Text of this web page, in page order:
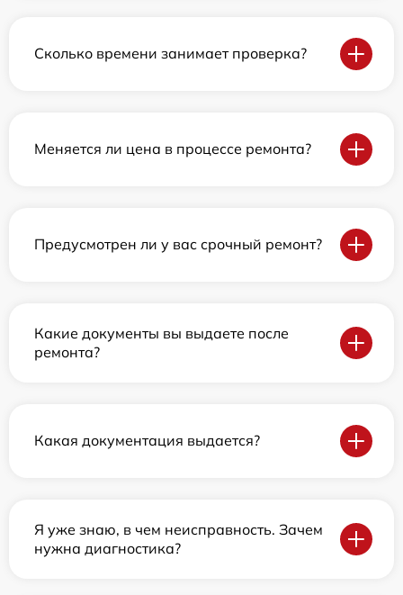
Сколько времени занимает проверка?
Меняется ли цена в процессе ремонта?
Предусмотрен ли у вас срочный ремонт?
Какие документы вы выдаете после
ремонта?
Какая документация выдается?
Я уже знаю, в чем неисправность. Зачем
нужна диагностика?